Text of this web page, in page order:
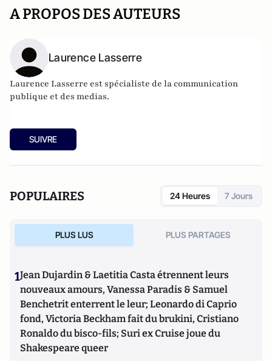
A PROPOS DES AUTEURS
Laurence Lasserre
Laurence Lasserre est spécialiste de la communication
publique et des medias.
SUIVRE
POPULAIRES 24 Heures 7 Jours
PLUS LUS PLUS PARTAGES
1Jean Dujardin & Laetitia Casta étrennent leurs
nouveaux amours, Vanessa Paradis & Samuel
Benchetrit enterrent le leur; Leonardo di Caprio
fond, Victoria Beckham fait du brukini, Cristiano
Ronaldo du bisco-fils; Suri ex Cruise joue du
Shakespeare queer